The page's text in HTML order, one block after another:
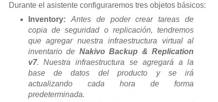
Durante el asistente configuraremos tres objetos básicos:
Inventory:
Antes de poder crear tareas de
copia de seguridad o replicación, tendremos
que agregar nuestra infraestructura virtual al
inventario de Nakivo Backup & Replication
v7. Nuestra infraestructura se agregará a la
base de datos del producto y se irá
actualizando cada hora de forma
predeterminada.